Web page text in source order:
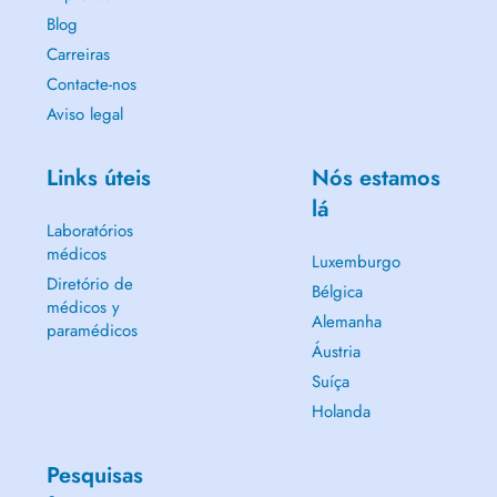
Blog
Carreiras
Contacte-nos
Aviso legal
Links úteis
Laboratórios
médicos
Diretório de
médicos y
paramédicos
Nós estamos
lá
Luxemburgo
Bélgica
Alemanha
Áustria
Suíça
Holanda
Pesquisas